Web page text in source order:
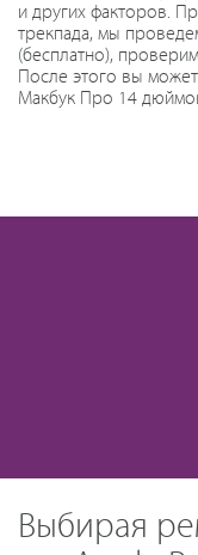
и других факторов.
трекпада, мы
(бесплатно),
После этого вы
Макбук Про 14
Выбирая